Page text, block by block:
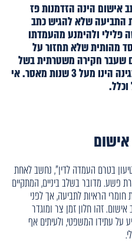
אישום הינה הזדמנות פז
התביעה שלא להגיש כתב
פלילי ולהימנע מהעמדתו
מהותית שלא תחזור על
שעבר חקירה משטרתית בשל
עבירה מסוג פשע, אשר העונש בגינה הינו מעל 3 שנות מאסר. אי
בטרם העמדה לדין", נחשב לאחת
פשע. מדובר בשלב ביניים, המתקיים
הראיות לתביעה, אך לפני
זהו חלון זמן צר ומוגדר
עתידו המשפטי, ולעיתים אף